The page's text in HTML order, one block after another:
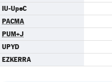
IU-UpeC
PACMA
PUM+J
UPYD
EZKERRA